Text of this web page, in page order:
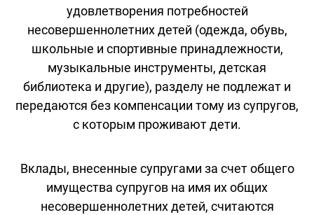
удовлетворения потребностей
несовершеннолетних детей (одежда, обувь,
школьные и спортивные принадлежности,
музыкальные инструменты, детская
библиотека и другие), разделу не подлежат и
передаются без компенсации тому из супругов,
с которым проживают дети.
Вклады, внесенные супругами за счет общего
имущества супругов на имя их общих
несовершеннолетних детей, считаются